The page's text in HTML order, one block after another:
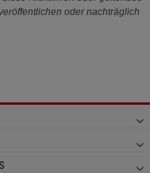
oder nachträglich